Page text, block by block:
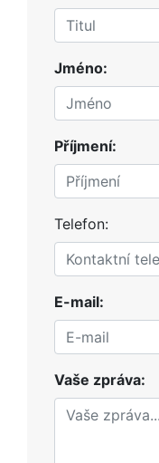
Jméno:
Příjmení:
Telefon:
E-mail:
Vaše zpráva: